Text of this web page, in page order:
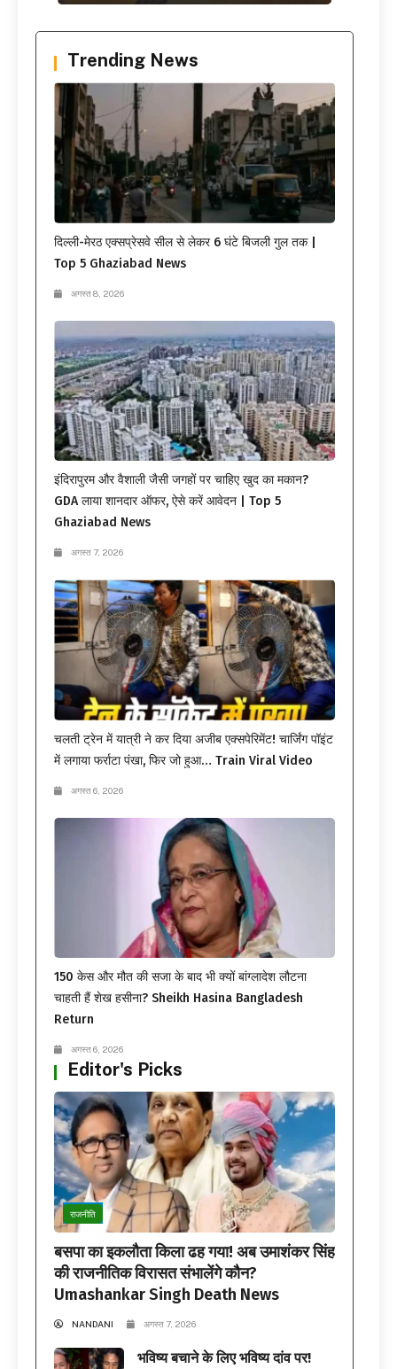
Trending News
दिल्ली-मेरठ एक्सप्रेसवे सील से लेकर 6 घंटे बिजली गुल तक |
Top 5 Ghaziabad News
अगस्त 8, 2026
इंदिरापुरम और वैशाली जैसी जगहों पर चाहिए खुद का मकान?
GDA लाया शानदार ऑफर, ऐसे करें आवेदन | Top 5
Ghaziabad News
अगस्त 7, 2026
चलती ट्रेन में यात्री ने कर दिया अजीब एक्सपेरिमेंट! चार्जिंग पॉइंट
में लगाया फर्राटा पंखा, फिर जो हुआ… Train Viral Video
अगस्त 6, 2026
150 केस और मौत की सजा के बाद भी क्यों बांग्लादेश लौटना
चाहती हैं शेख हसीना? Sheikh Hasina Bangladesh
Return
अगस्त 6, 2026
Editor's Picks
राजनीति
बसपा का इकलौता किला ढह गया! अब उमाशंकर सिंह
की राजनीतिक विरासत संभालेंगे कौन?
Umashankar Singh Death News
NANDANI अगस्त 7, 2026
भविष्य बचाने के लिए भविष्य दांव पर!